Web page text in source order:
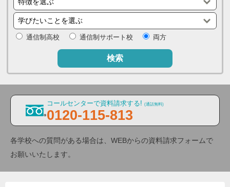
通信制高校 通信制サポート校 両方
検索
コールセンターで資料請求する! (通話無料)
0120-115-813
各学校への質問がある場合は、WEBからの資料請求フォームで
お願いいたします。